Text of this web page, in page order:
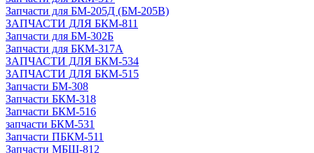
Запчасти для БМ-205Д (БМ-205В)
ЗАПЧАСТИ ДЛЯ БКМ-811
Запчасти для БМ-302Б
Запчасти для БКМ-317А
ЗАПЧАСТИ ДЛЯ БКМ-534
ЗАПЧАСТИ ДЛЯ БКМ-515
Запчасти БМ-308
Запчасти БКМ-318
Запчасти БКМ-516
запчасти БКМ-531
Запчасти ПБКМ-511
Запчасти МБШ-812